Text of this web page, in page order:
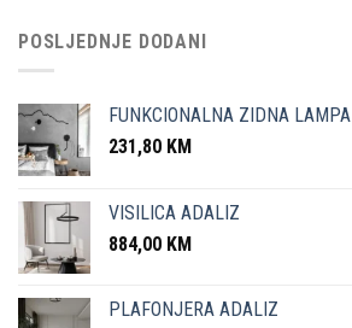
POSLJEDNJE DODANI
FUNKCIONALNA ZIDNA LAMPA
231,80 KM
VISILICA ADALIZ
884,00 KM
PLAFONJERA ADALIZ